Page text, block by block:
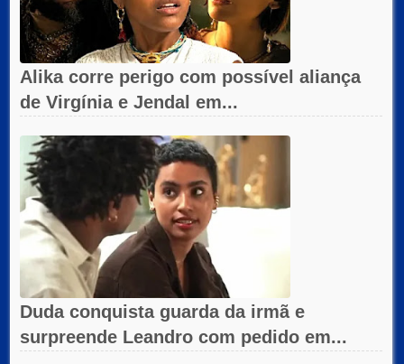
Alika corre perigo com possível aliança
de Virgínia e Jendal em...
Duda conquista guarda da irmã e
surpreende Leandro com pedido em...